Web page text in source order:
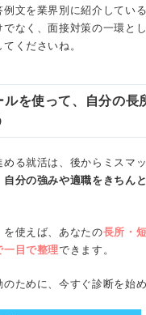
②広告業界の例文
③食品メーカーの例文
④商社業界の例文
⑦金融業界の例文
問をチェックしよう
よう！
文を業界別に紹介してい
なく、面接対策の一環と
くださいね。
ルを使って、自分の長
める就活は、後からミスマ
自分の強みや適職をきちん
を使えば、あなたの長所・
一目で整理できます。
ために、今すぐ診断を始め
る
ストレスがたまる
ステップ！ 歩むべき道を
自己分析を深める
する
実現可能かをチェックする